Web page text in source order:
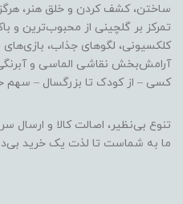
ساختن، کشف کردن و خلق هنر،
تمرکز بر گلچینی از محبوب‌ترین و
کلکسیونی، لگوهای جذاب،
آرامش‌بخش نقاشی الماسی و
کسی – از کودک تا بزرگسال – سهم
تنوع بی‌نظیر، اصالت کالا و ارسال
ما به شماست تا لذت یک خرید